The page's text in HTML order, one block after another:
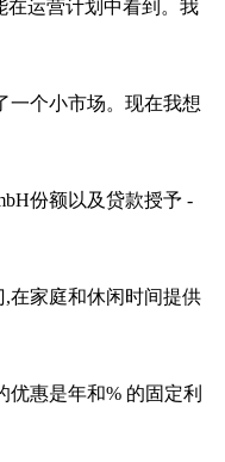
在运营计划中看到。我
一个小市场。现在我想
份额以及贷款授予 -
在家庭和休闲时间提供
惠是年和% 的固定利